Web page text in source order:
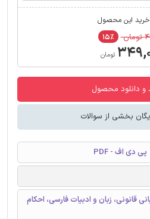
این محصول
۱۵٪
تومان
و دانلود محصول
بخشی از سوالات
پی دی اف - PDF
قانونی، زبان و ادبیات فارسی، احکام